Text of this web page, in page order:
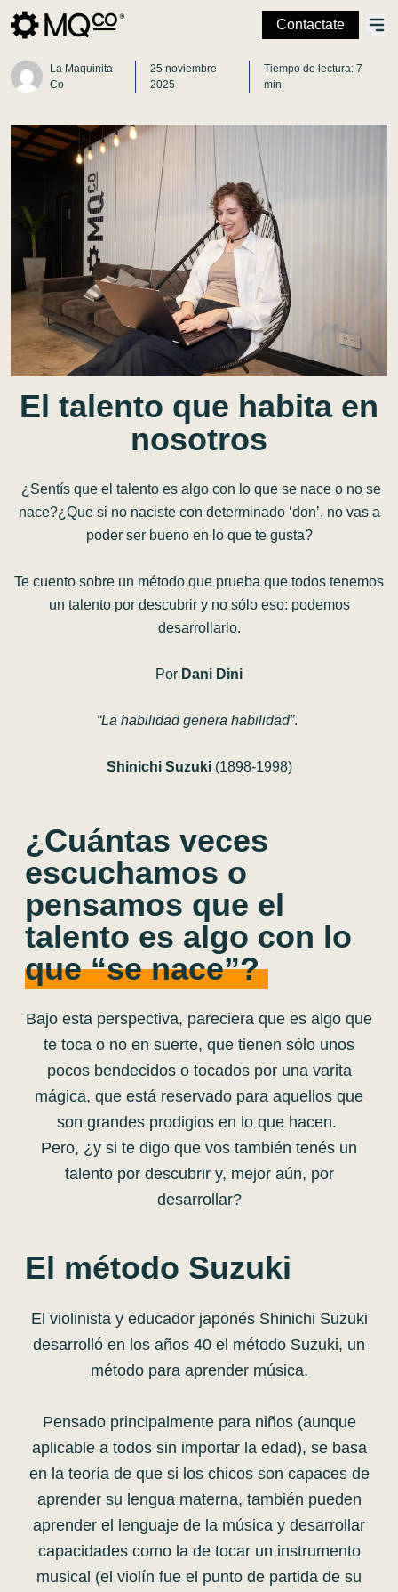
Contactate
La Maquinita
Co
25 noviembre
2025
Tiempo de lectura: 7
min.
El talento que habita en
nosotros
¿Sentís que el talento es algo con lo que se nace o no se
nace?¿Que si no naciste con determinado ‘don’, no vas a
poder ser bueno en lo que te gusta?
Te cuento sobre un método que prueba que todos tenemos
un talento por descubrir y no sólo eso: podemos
desarrollarlo.
Por Dani Dini
“La habilidad genera habilidad”.
Shinichi Suzuki (1898-1998)
¿Cuántas veces
escuchamos o
pensamos que el
talento es algo con lo
que “se nace”?
Bajo esta perspectiva, pareciera que es algo que
te toca o no en suerte, que tienen sólo unos
pocos bendecidos o tocados por una varita
mágica, que está reservado para aquellos que
son grandes prodigios en lo que hacen.
Pero, ¿y si te digo que vos también tenés un
talento por descubrir y, mejor aún, por
desarrollar?
El método Suzuki
El violinista y educador japonés Shinichi Suzuki
desarrolló en los años 40 el método Suzuki, un
método para aprender música.
Pensado principalmente para niños (aunque
aplicable a todos sin importar la edad), se basa
en la teoría de que si los chicos son capaces de
aprender su lengua materna, también pueden
aprender el lenguaje de la música y desarrollar
capacidades como la de tocar un instrumento
musical (el violín fue el punto de partida de su